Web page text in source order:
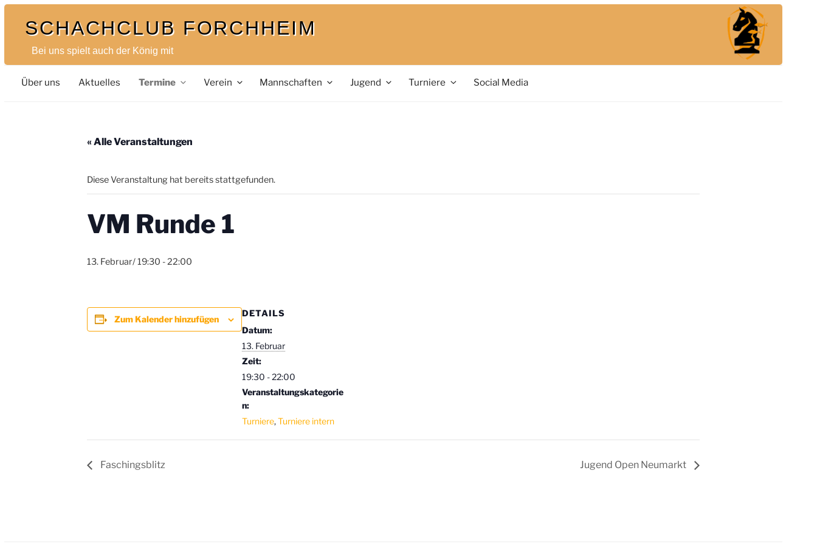
Zum
Inhalt
springenSCHACHCLUB FORCHHEIM
Bei uns spielt auch der König mit
Über uns Aktuelles Termine Verein Mannschaften Jugend Turniere Social Media
« Alle Veranstaltungen
Diese Veranstaltung hat bereits stattgefunden.
VM Runde 1
13. Februar/ 19:30 -22:00
Zum Kalender hinzufügen
DETAILS
Datum:
13. Februar
Zeit:
19:30 - 22:00
Veranstaltungskategorie
n:
Turniere,Turniere intern
Faschingsblitz Jugend Open Neumarkt